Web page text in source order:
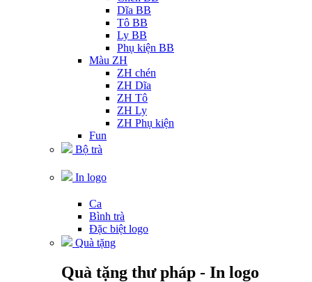
Dĩa BB
Tô BB
Ly BB
Phụ kiện BB
Màu ZH
ZH chén
ZH Dĩa
ZH Tô
ZH Ly
ZH Phụ kiện
Fun
Bộ trà
In logo
Ca
Bình trà
Đặc biệt logo
Quà tặng
Quà tặng thư pháp - In logo